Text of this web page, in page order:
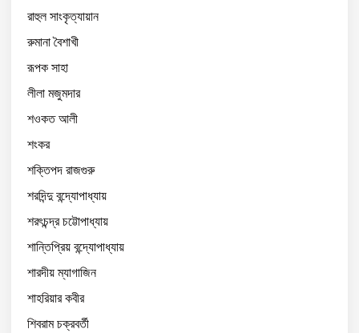
রাহুল সাংকৃত্যায়ান
রুমানা বৈশাখী
রূপক সাহা
লীলা মজুমদার
শওকত আলী
শংকর
শক্তিপদ রাজগুরু
শরদিন্দু বন্দ্যোপাধ্যায়
শরৎচন্দ্র চট্টোপাধ্যায়
শান্তিপ্রিয় বন্দ্যোপাধ্যায়
শারদীয় ম্যাগাজিন
শাহরিয়ার কবীর
শিবরাম চক্রবর্তী